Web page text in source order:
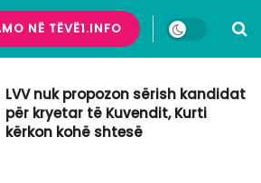
NË TËVË1.INFO
LVV nuk propozon sërish kandidat
për kryetar të Kuvendit, Kurti
kërkon kohë shtesë